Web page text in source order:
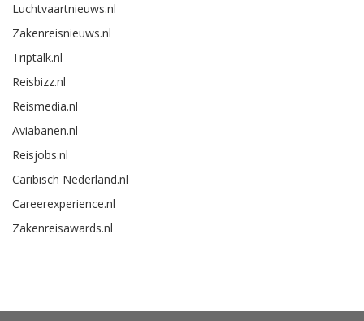
Luchtvaartnieuws.nl
Zakenreisnieuws.nl
Triptalk.nl
Reisbizz.nl
Reismedia.nl
Aviabanen.nl
Reisjobs.nl
Caribisch Nederland.nl
Careerexperience.nl
Zakenreisawards.nl